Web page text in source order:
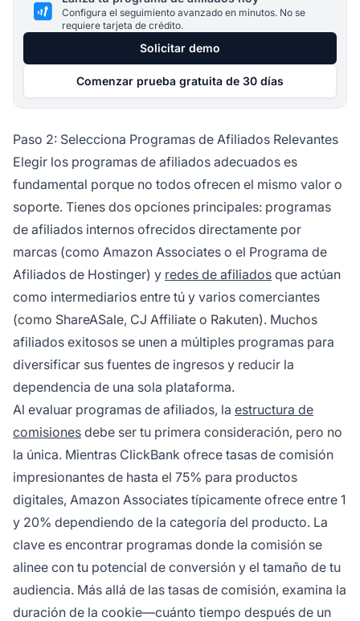
Configura el seguimiento avanzado en minutos. No se
requiere tarjeta de crédito.
Solicitar demo
Comenzar prueba gratuita de 30 días
Paso 2: Selecciona Programas de Afiliados Relevantes
Elegir los programas de afiliados adecuados es
fundamental porque no todos ofrecen el mismo valor o
soporte. Tienes dos opciones principales: programas
de afiliados internos ofrecidos directamente por
marcas (como Amazon Associates o el Programa de
Afiliados de Hostinger) y redes de afiliados que actúan
como intermediarios entre tú y varios comerciantes
(como ShareASale, CJ Affiliate o Rakuten). Muchos
afiliados exitosos se unen a múltiples programas para
diversificar sus fuentes de ingresos y reducir la
dependencia de una sola plataforma.
Al evaluar programas de afiliados, la estructura de
comisiones debe ser tu primera consideración, pero no
la única. Mientras ClickBank ofrece tasas de comisión
impresionantes de hasta el 75% para productos
digitales, Amazon Associates típicamente ofrece entre 1
y 20% dependiendo de la categoría del producto. La
clave es encontrar programas donde la comisión se
alinee con tu potencial de conversión y el tamaño de tu
audiencia. Más allá de las tasas de comisión, examina la
duración de la cookie—cuánto tiempo después de un